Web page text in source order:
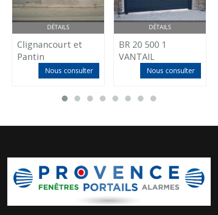
DÉTAILS
Clignancourt et
Pantin
Nous consulter
DÉTAILS
BR 20 500 1
VANTAIL
Nous consulter